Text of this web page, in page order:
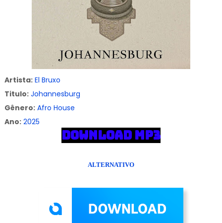
Artista: El Bruxo
Titulo: Johannesburg
Gênero: Afro House
Ano: 2025
DOWNLOAD MP3
ALTERNATIVO